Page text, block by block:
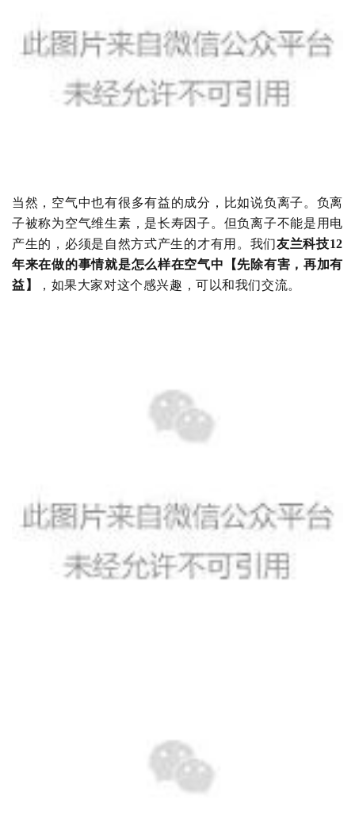
当然，空气中也有很多有益的成分，比如说负离子。负离
子被称为空气维生素，是长寿因子。但负离子不能是用电
产生的，必须是自然方式产生的才有用。我们友兰科技12
年来在做的事情就是怎么样在空气中【先除有害，再加有
益】
，如果大家对这个感兴趣，可以和我们交流。